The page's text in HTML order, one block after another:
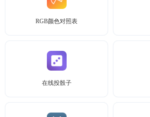
RGB颜色对照表
在线投骰子